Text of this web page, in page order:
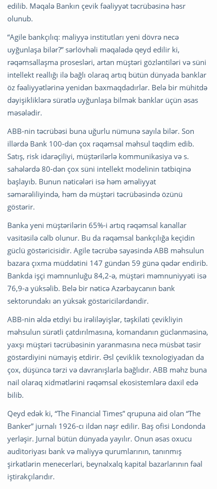
edilib. Məqalə Bankın çevik fəaliyyət təcrübəsinə həsr
olunub.
“Agile bankçılıq: maliyyə institutları yeni dövrə necə
uyğunlaşa bilər?” sərlövhəli məqalədə qeyd edilir ki,
rəqəmsallaşma prosesləri, artan müştəri gözləntiləri və süni
intellekt reallığı ilə bağlı olaraq artıq bütün dünyada banklar
öz fəaliyyətlərinə yenidən baxmaqdadırlar. Belə bir mühitdə
dəyişikliklərə sürətlə uyğunlaşa bilmək banklar üçün əsas
məsələdir.
ABB-nin təcrübəsi buna uğurlu nümunə sayıla bilər. Son
illərdə Bank 100-dən çox rəqəmsal məhsul təqdim edib.
Satış, risk idarəçiliyi, müştərilərlə kommunikasiya və s.
sahələrdə 80-dən çox süni intellekt modelinin tətbiqinə
başlayıb. Bunun nəticələri isə həm əməliyyat
səmərəliliyində, həm də müştəri təcrübəsində özünü
göstərir.
Banka yeni müştərilərin 65%-i artıq rəqəmsal kanallar
vasitəsilə cəlb olunur. Bu da rəqəmsal bankçılığa keçidin
güclü göstəricisidir. Agile təcrübə sayəsində ABB məhsulun
bazara çıxma müddətini 147 gündən 59 günə qədər endirib.
Bankda işçi məmnunluğu 84,2-ə, müştəri məmnuniyyəti isə
76,9-a yüksəlib. Belə bir nəticə Azərbaycanın bank
sektorundakı ən yüksək göstəricilərdəndir.
ABB-nin əldə etdiyi bu irəliləyişlər, təşkilati çevikliyin
məhsulun sürətli çatdırılmasına, komandanın güclənməsinə,
yaxşı müştəri təcrübəsinin yaranmasına necə müsbət təsir
göstərdiyini nümayiş etdirir. Əsl çeviklik texnologiyadan da
çox, düşüncə tərzi və davranışlarla bağlıdır. ABB məhz buna
nail olaraq xidmətlərini rəqəmsal ekosistemlərə daxil edə
bilib.
Qeyd edək ki, “The Financial Times” qrupuna aid olan “The
Banker” jurnalı 1926-cı ildən nəşr edilir. Baş ofisi Londonda
yerləşir. Jurnal bütün dünyada yayılır. Onun əsas oxucu
auditoriyası bank və maliyyə qurumlarının, tanınmış
şirkətlərin menecerləri, beynəlxalq kapital bazarlarının fəal
iştirakçılarıdır.